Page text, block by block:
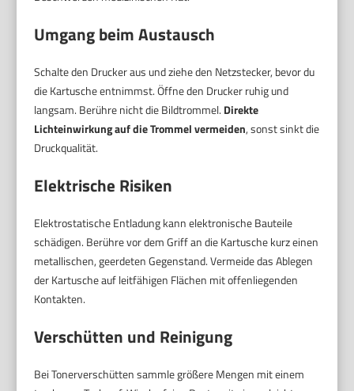
Umgang beim Austausch
Schalte den Drucker aus und ziehe den Netzstecker, bevor du
die Kartusche entnimmst. Öffne den Drucker ruhig und
langsam. Berühre nicht die Bildtrommel. Direkte
Lichteinwirkung auf die Trommel vermeiden, sonst sinkt die
Druckqualität.
Elektrische Risiken
Elektrostatische Entladung kann elektronische Bauteile
schädigen. Berühre vor dem Griff an die Kartusche kurz einen
metallischen, geerdeten Gegenstand. Vermeide das Ablegen
der Kartusche auf leitfähigen Flächen mit offenliegenden
Kontakten.
Verschütten und Reinigung
Bei Tonerverschütten sammle größere Mengen mit einem